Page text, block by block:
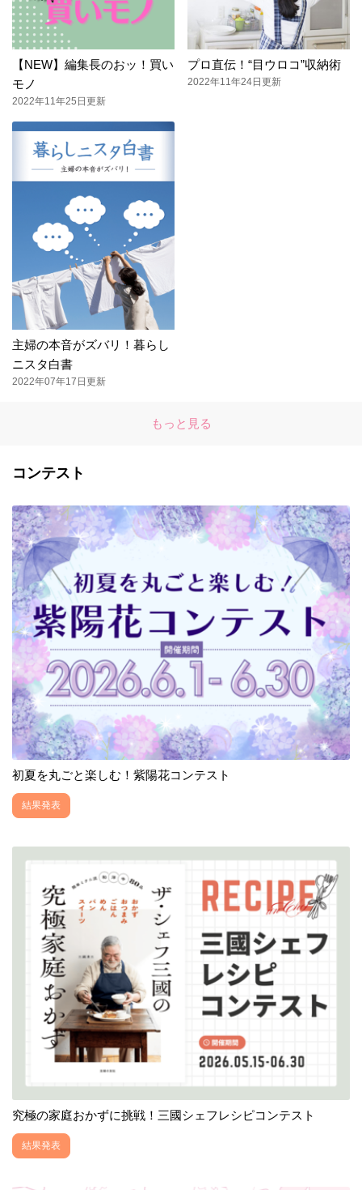
【NEW】編集長のおッ！買い
モノ
2022年11年25日更新
プロ直伝！“目ウロコ”収納術
2022年11年24日更新
主婦の本音がズバリ！暮らし
ニスタ白書
2022年07年17日更新
もっと見る
コンテスト
初夏を丸ごと楽しむ！紫陽花コンテスト
結果発表
究極の家庭おかずに挑戦！三國シェフレシピコンテスト
結果発表